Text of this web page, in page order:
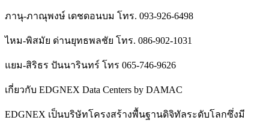
ภานุ-ภาณุพงษ์ เดชดอนบม โทร. 093-926-6498
ไหม-พิสมัย ด่านยุทธพลชัย โทร. 086-902-1031
แยม-สิริธร ปันนารินทร์ โทร 065-746-9626
เกี่ยวกับ EDGNEX Data Centers by DAMAC
EDGNEX เป็นบริษัทโครงสร้างพื้นฐานดิจิทัลระดับโลกซึ่งมี